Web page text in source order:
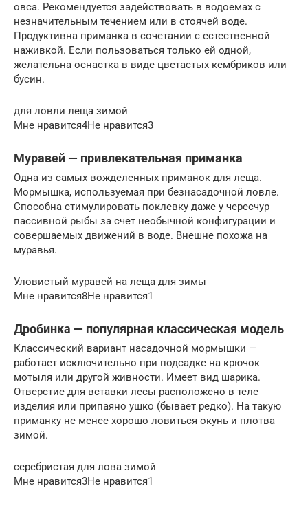
овса. Рекомендуется задействовать в водоемах с
незначительным течением или в стоячей воде.
Продуктивна приманка в сочетании с естественной
наживкой. Если пользоваться только ей одной,
желательна оснастка в виде цветастых кембриков или
бусин.
для ловли леща зимой
Мне нравится4Не нравится3
Муравей — привлекательная приманка
Одна из самых вожделенных приманок для леща.
Мормышка, используемая при безнасадочной ловле.
Способна стимулировать поклевку даже у чересчур
пассивной рыбы за счет необычной конфигурации и
совершаемых движений в воде. Внешне похожа на
муравья.
Уловистый муравей на леща для зимы
Мне нравится8Не нравится1
Дробинка — популярная классическая модель
Классический вариант насадочной мормышки —
работает исключительно при подсадке на крючок
мотыля или другой живности. Имеет вид шарика.
Отверстие для вставки лесы расположено в теле
изделия или припаяно ушко (бывает редко). На такую
приманку не менее хорошо ловиться окунь и плотва
зимой.
серебристая для лова зимой
Мне нравится3Не нравится1